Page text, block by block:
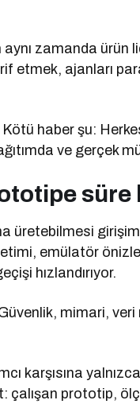
aynı zamanda ürün
etmek, ajanları
haber şu:
ve gerçek
süre
üretebilmesi
emülatör
hızlandırıyor.
Güvenlik, mimari,
karşısına
prototip,